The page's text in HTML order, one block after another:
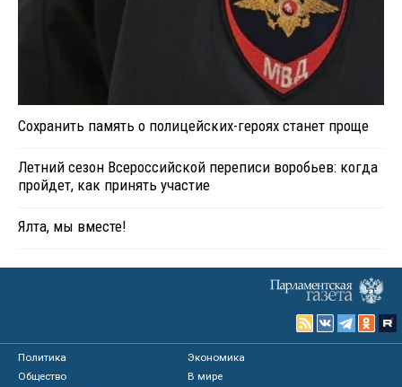
Сохранить память о полицейских-героях станет проще
Летний сезон Всероссийской переписи воробьев: когда
пройдет, как принять участие
Ялта, мы вместе!
Политика
Экономика
Общество
В мире